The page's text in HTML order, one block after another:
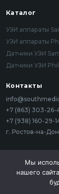
Каталог
УЗИ аппараты
УЗИ аппараты
Датчики УЗИ
Датчики УЗИ
Контакты
+7 (863) 303-26-
+7 (938) 160-29-
г. Ростов-на-
Общество с
Мы
нашего